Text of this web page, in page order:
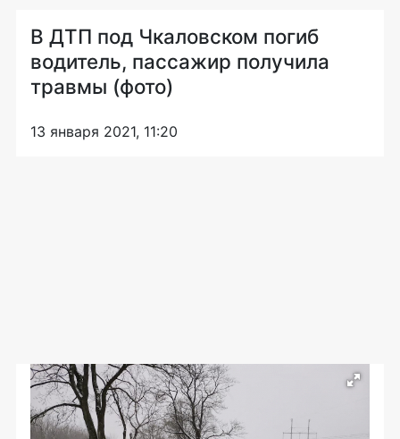
В ДТП под Чкаловском погиб
водитель, пассажир получила
травмы (фото)
13 января 2021, 11:20